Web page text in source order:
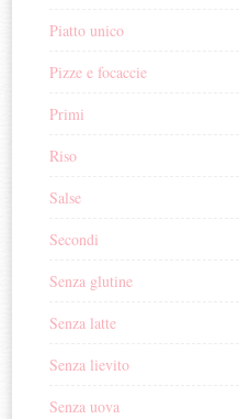
Piatto unico
Pizze e focaccie
Primi
Riso
Salse
Secondi
Senza glutine
Senza latte
Senza lievito
Senza uova